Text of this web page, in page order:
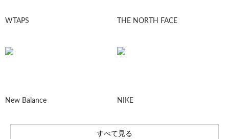
WTAPS THE NORTH FACE
New Balance NIKE
すべて見る